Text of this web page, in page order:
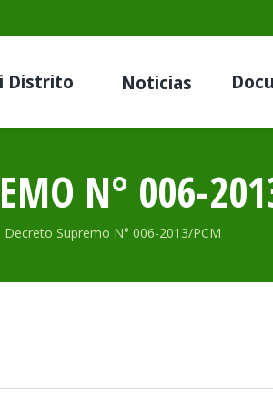
Distrito Noticias
N° 006-
Decreto Supremo N° 006-2013/PCM